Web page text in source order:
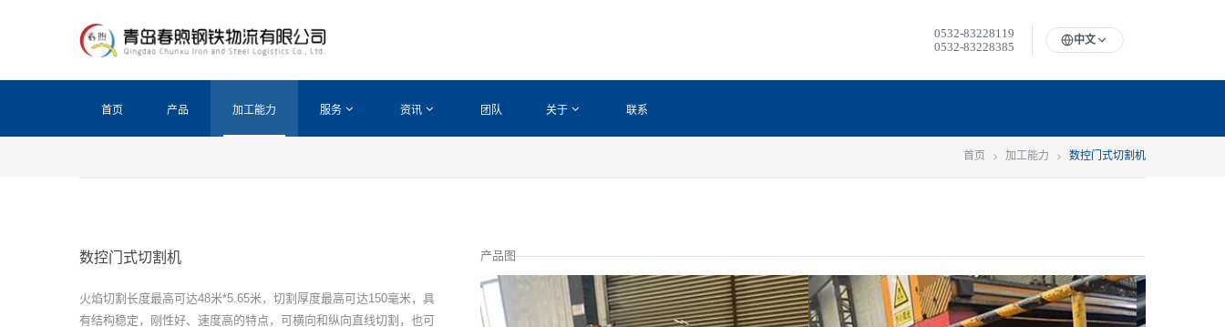
0532-83228119
0532-83228385
中文
首页 产品 加工能力 服务 资讯 团队 关于 联系
首页 加工能力 数控门式切割机
产品图
数控门式切割机
火焰切割长度最高可达48米*5.65米，切割厚度最高可达150毫米，具
有结构稳定，刚性好、速度高的特点，可横向和纵向直线切割，也可